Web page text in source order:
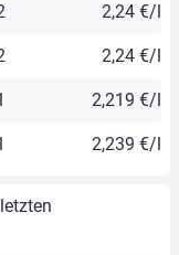
2,24 €/l
2,24 €/l
2,219 €/l
2,239 €/l